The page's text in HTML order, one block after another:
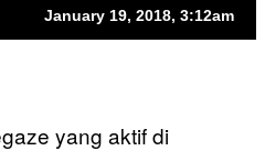
January 19, 2018, 3:12am
yang aktif di